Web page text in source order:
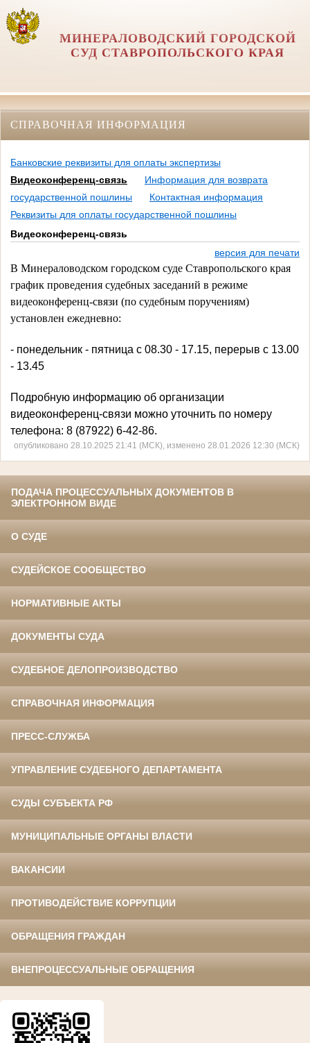
МИНЕРАЛОВОДСКИЙ ГОРОДСКОЙ
СУД СТАВРОПОЛЬСКОГО КРАЯ
СПРАВОЧНАЯ ИНФОРМАЦИЯ
Банковские реквизиты для оплаты экспертизы
Видеоконференц-связь
Информация для возврата
государственной пошлины
Контактная информация
Реквизиты для оплаты государственной пошлины
Видеоконференц-связь
версия для печати
В Минераловодском городском суде Ставропольского края
график проведения судебных заседаний в режиме
видеоконференц-связи (по судебным поручениям)
установлен ежедневно:
- понедельник - пятница с 08.30 - 17.15, перерыв с 13.00
- 13.45
Подробную информацию об организации
видеоконференц-связи можно уточнить по номеру
телефона: 8 (87922) 6-42-86.
опубликовано 28.10.2025 21:41 (МСК), изменено 28.01.2026 12:30 (МСК)
ПОДАЧА ПРОЦЕССУАЛЬНЫХ ДОКУМЕНТОВ В
ЭЛЕКТРОННОМ ВИДЕ
О СУДЕ
СУДЕЙСКОЕ СООБЩЕСТВО
НОРМАТИВНЫЕ АКТЫ
ДОКУМЕНТЫ СУДА
СУДЕБНОЕ ДЕЛОПРОИЗВОДСТВО
СПРАВОЧНАЯ ИНФОРМАЦИЯ
ПРЕСС-СЛУЖБА
УПРАВЛЕНИЕ СУДЕБНОГО ДЕПАРТАМЕНТА
СУДЫ СУБЪЕКТА РФ
МУНИЦИПАЛЬНЫЕ ОРГАНЫ ВЛАСТИ
ВАКАНСИИ
ПРОТИВОДЕЙСТВИЕ КОРРУПЦИИ
ОБРАЩЕНИЯ ГРАЖДАН
ВНЕПРОЦЕССУАЛЬНЫЕ ОБРАЩЕНИЯ